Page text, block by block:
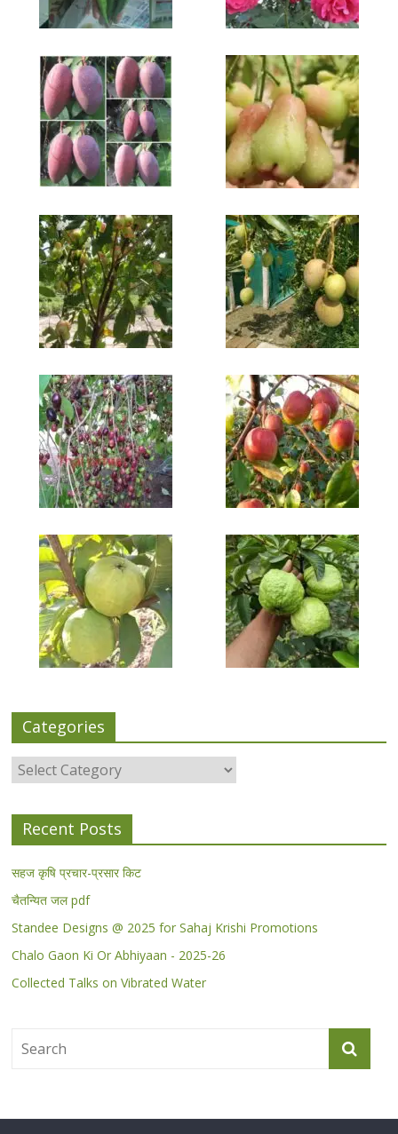
Categories
Categories
Recent Posts
सहज कृषि प्रचार-प्रसार किट
चैतन्यित जल pdf
Standee Designs @ 2025 for Sahaj Krishi Promotions
Chalo Gaon Ki Or Abhiyaan - 2025-26
Collected Talks on Vibrated Water